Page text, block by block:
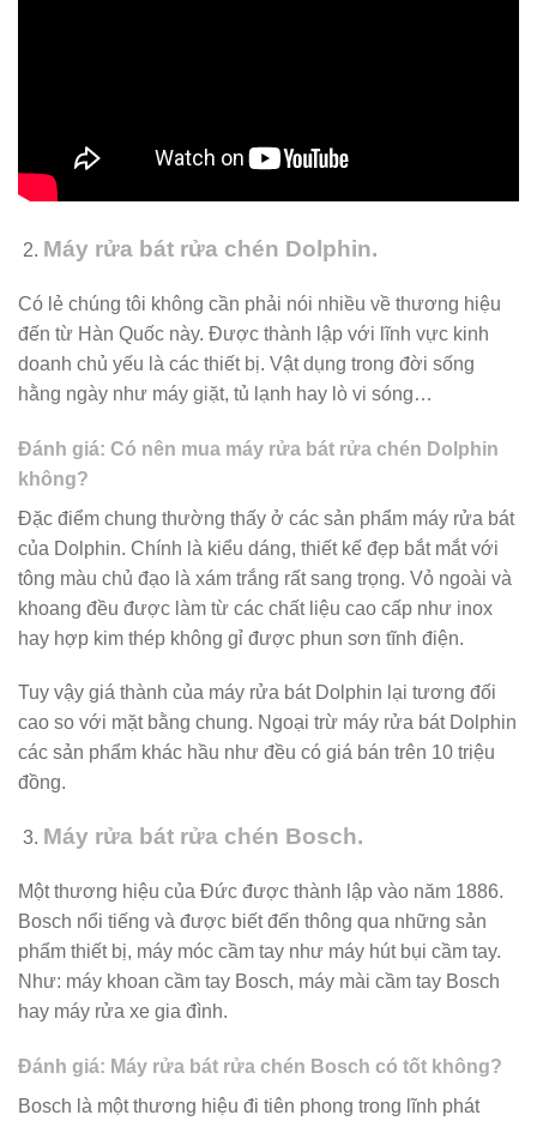
Máy rửa bát rửa chén Dolphin.
​Có lẻ chúng tôi không cần phải nói nhiều về thương hiệu
đến từ Hàn Quốc này. Được thành lập với lĩnh vực kinh
doanh chủ yếu là các thiết bị. Vật dụng trong đời sống
hằng ngày như máy giặt, tủ lạnh hay lò vi sóng…
Đánh giá: Có nên mua máy rửa bát rửa chén Dolphin
không?
Đặc điểm chung thường thấy ở các sản phẩm máy rửa bát
của Dolphin. Chính là kiểu dáng, thiết kế đẹp bắt mắt với
tông màu chủ đạo là xám trắng rất sang trọng. Vỏ ngoài và
khoang đều được làm từ các chất liệu cao cấp như inox
hay hợp kim thép không gỉ được phun sơn tĩnh điện.
Tuy vậy giá thành của máy rửa bát Dolphin lại tương đối
cao so với mặt bằng chung. Ngoại trừ máy rửa bát Dolphin
các sản phẩm khác hầu như đều có giá bán trên 10 triệu
đồng.
Máy rửa bát rửa chén Bosch.
​Một thương hiệu của Đức được thành lập vào năm 1886.
Bosch nổi tiếng và được biết đến thông qua những sản
phẩm thiết bị, máy móc cầm tay như máy hút bụi cầm tay.
Như: máy khoan cầm tay Bosch, máy mài cầm tay Bosch
hay máy rửa xe gia đình.
Đánh giá: Máy rửa bát rửa chén Bosch có tốt không?
Bosch là một thương hiệu đi tiên phong trong lĩnh phát